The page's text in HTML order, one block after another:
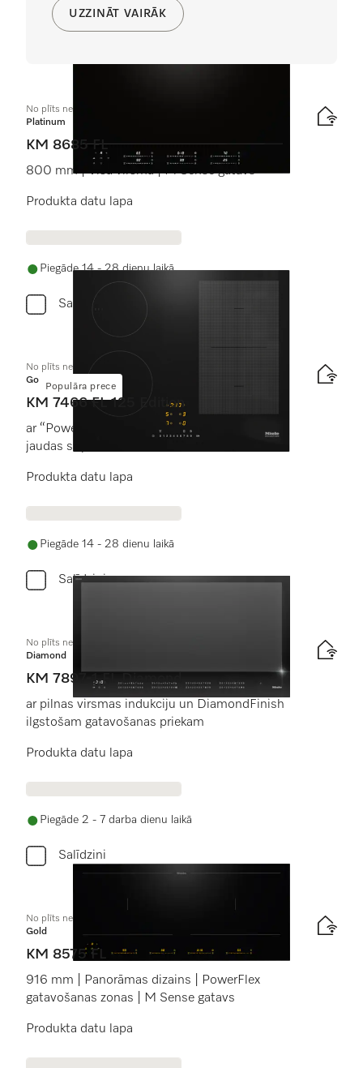
No plīts neatk. indukcijas plīts virsma
Platinum
KM 8685 FL
800 mm | Visa virsma | M Sense gatavs
Produkta datu lapa
Piegāde 14 - 28 dienu laikā
Salīdzini
Populāra prece
No plīts neatk. indukcijas plīts virsma
Gold
KM 7466 FL 125 Edition
ar “PowerFlex” gatavošanas zonu maksimālam
jaudas stiprumam
Produkta datu lapa
Piegāde 14 - 28 dienu laikā
Salīdzini
No plīts neatk. indukcijas plīts virsma
Diamond
KM 7897-1 FL Diamond
ar pilnas virsmas indukciju un DiamondFinish
ilgstošam gatavošanas priekam
Produkta datu lapa
Piegāde 2 - 7 darba dienu laikā
Salīdzini
No plīts neatk. indukcijas plīts virsma
Gold
KM 8575 FL
916 mm | Panorāmas dizains | PowerFlex
gatavošanas zonas | M Sense gatavs
Produkta datu lapa
UZZINĀT VAIRĀK